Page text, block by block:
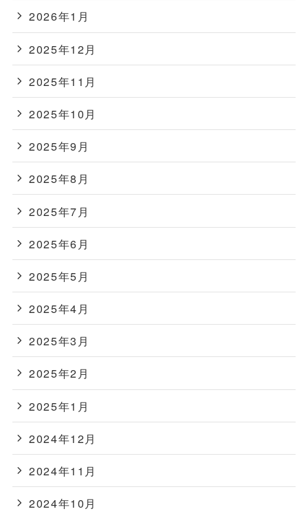
2026年1月
2025年12月
2025年11月
2025年10月
2025年9月
2025年8月
2025年7月
2025年6月
2025年5月
2025年4月
2025年3月
2025年2月
2025年1月
2024年12月
2024年11月
2024年10月